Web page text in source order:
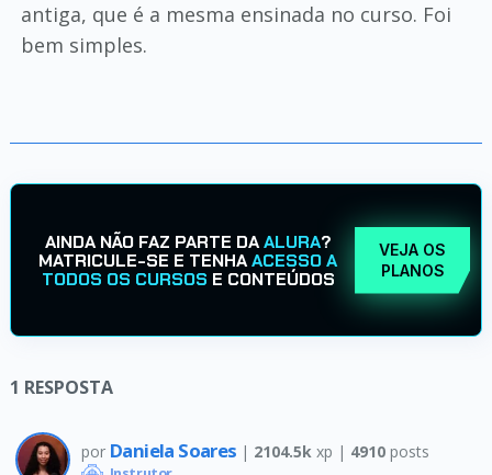
antiga, que é a mesma ensinada no curso. Foi
bem simples.
AINDA NÃO FAZ PARTE DAALURA?
MATRICULE-SE E TENHAACESSO A
TODOS OS CURSOS E CONTEÚDOS
VEJA OS
PLANOS
1 RESPOSTA
por Daniela Soares | 2104.5k xp | 4910posts